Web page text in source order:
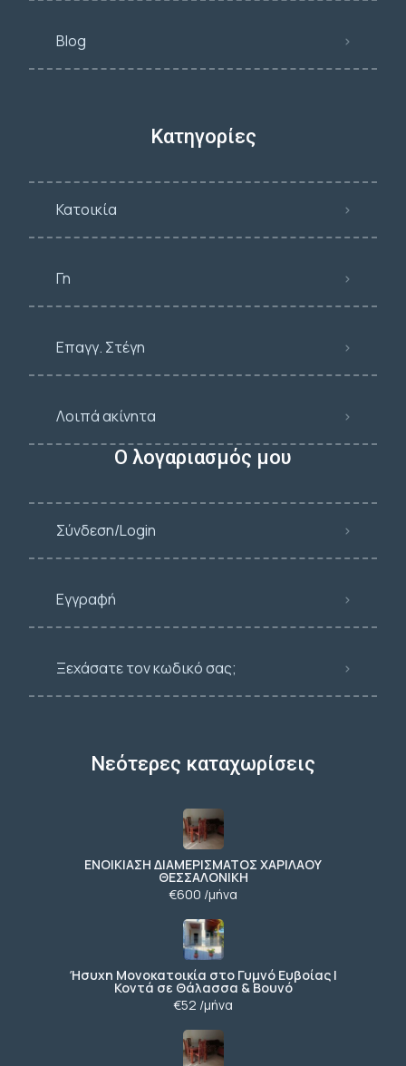
Blog
Κατηγορίες
Κατοικία
Γη
Επαγγ. Στέγη
Λοιπά ακίνητα
Ο λογαριασμός μου
Σύνδεση/Login
Εγγραφή
Ξεχάσατε τον κωδικό σας;
Νεότερες καταχωρίσεις
ΕΝΟΙΚΙΑΣΗ ΔΙΑΜΕΡΙΣΜΑΤΟΣ ΧΑΡΙΛΑΟΥ
ΘΕΣΣΑΛΟΝΙΚΗ
€600 /μήνα
Ήσυχη Μονοκατοικία στο Γυμνό Ευβοίας |
Κοντά σε Θάλασσα & Βουνό
€52 /μήνα